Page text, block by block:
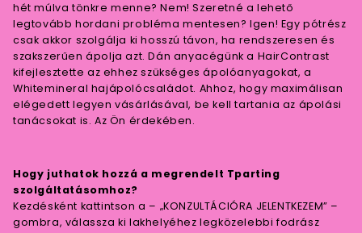
hét múlva tönkre menne? Nem! Szeretné a lehető
legtovább hordani probléma mentesen? Igen! Egy pótrész
csak akkor szolgálja ki hosszú távon, ha rendszeresen és
szakszerűen ápolja azt. Dán anyacégünk a HairContrast
kifejlesztette az ehhez szükséges ápolóanyagokat, a
Whitemineral hajápolócsaládot. Ahhoz, hogy maximálisan
elégedett legyen vásárlásával, be kell tartania az ápolási
tanácsokat is. Az Ön érdekében.
Hogy juthatok hozzá a megrendelt Tparting
szolgáltatásomhoz?
Kezdésként kattintson a – „KONZULTÁCIÓRA JELENTKEZEM” –
gombra, válassza ki lakhelyéhez legközelebbi fodrász